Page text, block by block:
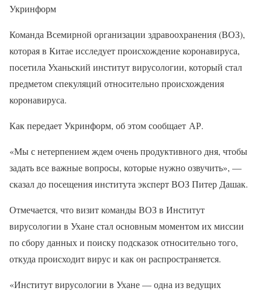
Укринформ
Команда Всемирной организации здравоохранения (ВОЗ),
которая в Китае исследует происхождение коронавируса,
посетила Уханьский институт вирусологии, который стал
предметом спекуляций относительно происхождения
коронавируса.
Как передает Укринформ, об этом сообщает АР.
«Мы с нетерпением ждем очень продуктивного дня, чтобы
задать все важные вопросы, которые нужно озвучить», —
сказал до посещения института эксперт ВОЗ Питер Дашак.
Отмечается, что визит команды ВОЗ в Институт
вирусологии в Ухане стал основным моментом их миссии
по сбору данных и поиску подсказок относительно того,
откуда происходит вирус и как он распространяется.
«Институт вирусологии в Ухане — одна из ведущих